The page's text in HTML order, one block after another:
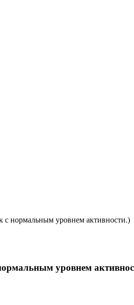
с нормальным уровнем активности.)
уровнем